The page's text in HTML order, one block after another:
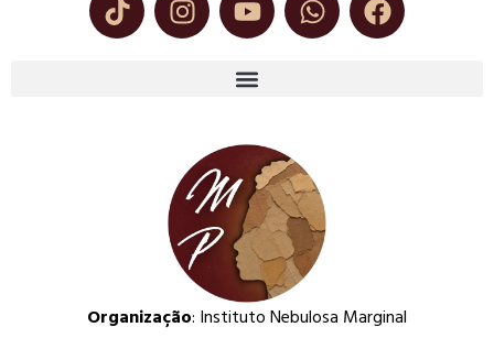
Organização: Instituto Nebulosa Marginal